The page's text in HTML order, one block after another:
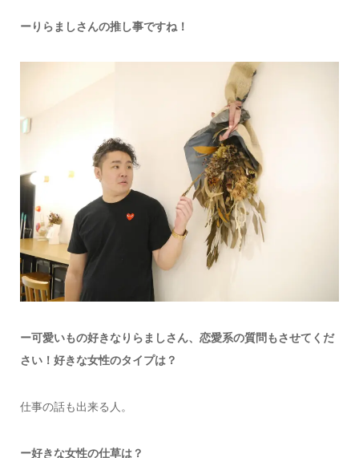
ーりらましさんの推し事ですね！
ー可愛いもの好きなりらましさん、 恋愛系の質問もさせてくだ
さい！好きな女性のタイプは？
仕事の話も出来る人。
ー好きな女性の仕草は？